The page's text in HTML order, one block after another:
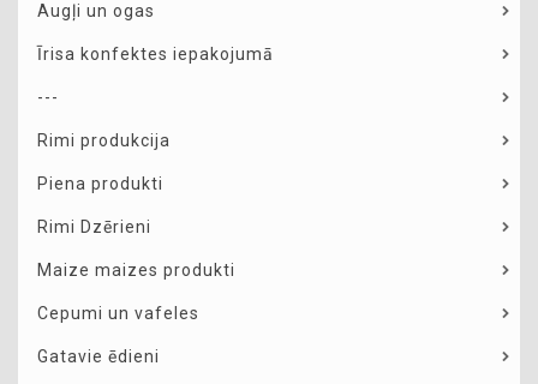
Augļi un ogas
Īrisa konfektes iepakojumā
---
Rimi produkcija
Piena produkti
Rimi Dzērieni
Maize maizes produkti
Cepumi un vafeles
Gatavie ēdieni